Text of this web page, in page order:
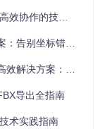
镜像修改器或实
术解决方案
出时应用+90度
作的技术革新
乱的FBX导出插件
导出插件全指南
导出全指南
术实践指南